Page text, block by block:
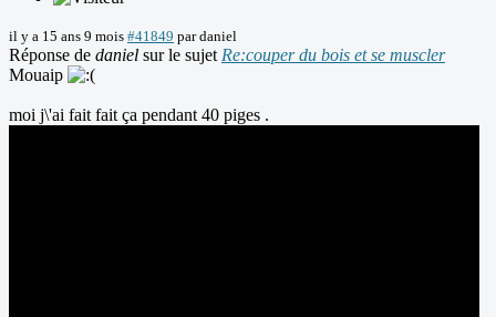
il y a 15 ans 9 mois #41849 pardaniel
Réponse de daniel sur le sujet Re:couper du bois et se muscler
Mouaip
moi j\'ai fait fait ça pendant 40 piges .